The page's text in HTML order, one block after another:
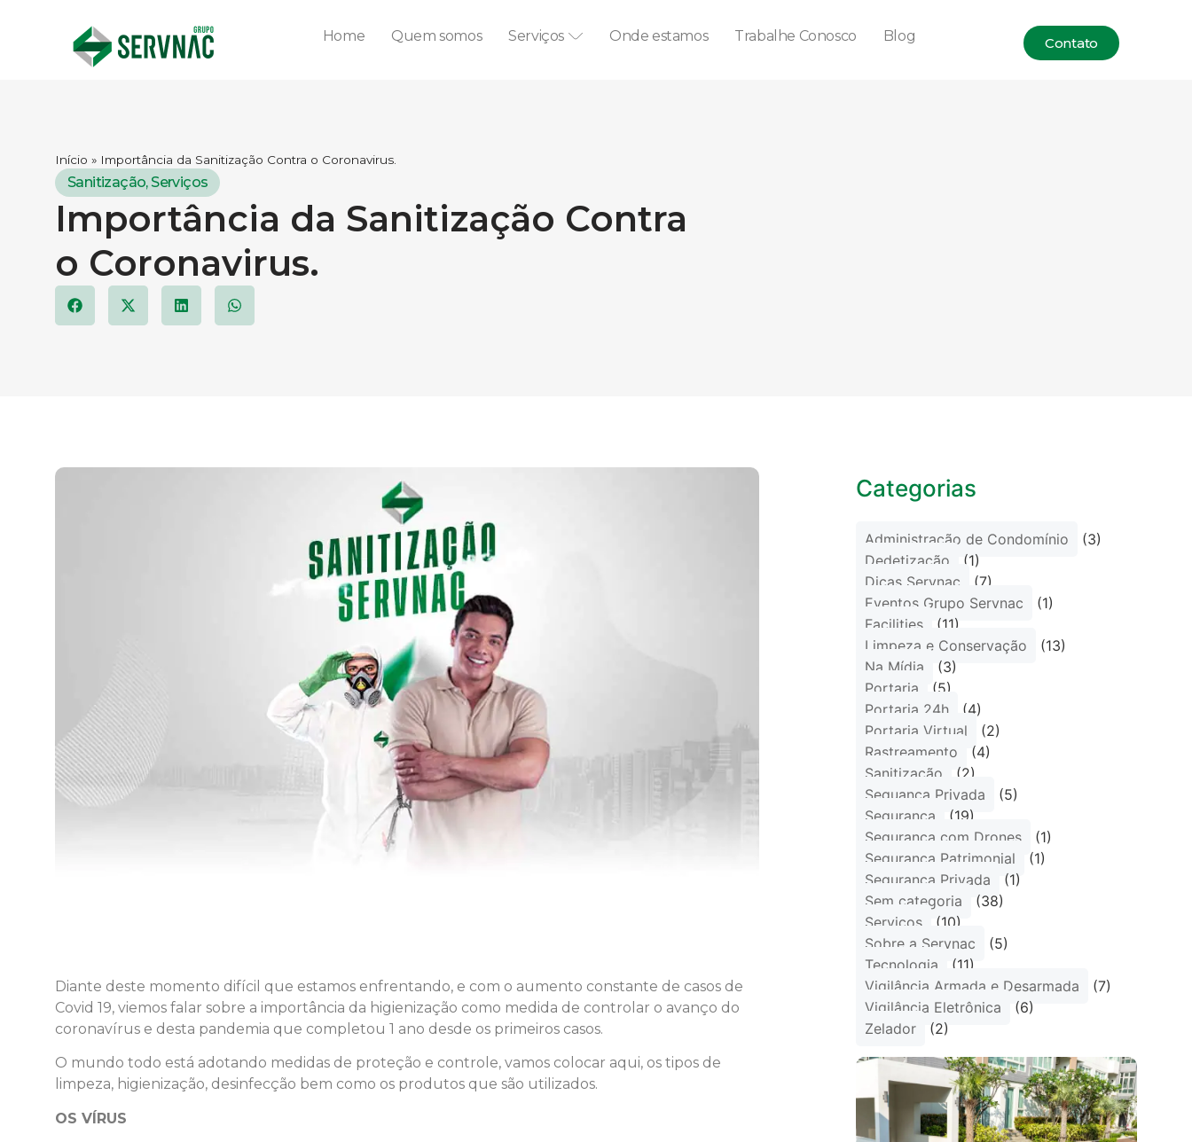
Home Quem somos Serviços Onde estamos Trabalhe Conosco Blog Contato
Início » Importância da Sanitização Contra o Coronavirus.
Sanitização, Serviços
Importância da Sanitização Contra
o Coronavirus.
Diante deste momento difícil que estamos enfrentando, e com o aumento constante de casos de
Covid 19, viemos falar sobre a importância da higienização como medida de controlar o avanço do
coronavírus e desta pandemia que completou 1 ano desde os primeiros casos.
O mundo todo está adotando medidas de proteção e controle, vamos colocar aqui, os tipos de
limpeza, higienização, desinfecção bem como os produtos que são utilizados.
OS VÍRUS
Categorias
Administração de Condomínio
(3)
Dedetização
(1)
Dicas Servnac
(7)
Eventos Grupo Servnac
(1)
Facilities
(11)
Limpeza e Conservação
(13)
Na Mídia
(3)
Portaria
(5)
Portaria 24h
(4)
Portaria Virtual
(2)
Rastreamento
(4)
Sanitização
(2)
Seguança Privada
(5)
Segurança
(19)
Segurança com Drones
(1)
Segurança Patrimonial
(1)
Segurança Privada
(1)
Sem categoria
(38)
Serviços
(10)
Sobre a Servnac
(5)
Tecnologia
(11)
Vigilância Armada e Desarmada
(7)
Vigilância Eletrônica
(6)
Zelador
(2)